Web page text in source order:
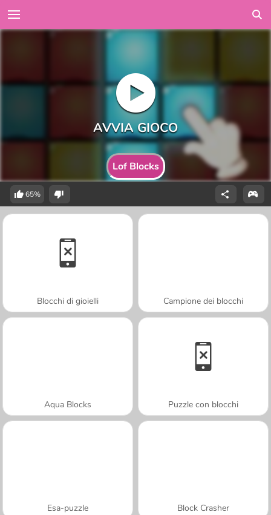
Lof Blocks
65%
Blocchi di gioielli Campione dei blocchi
Aqua Blocks Puzzle con blocchi
Esa-puzzle Block Crasher